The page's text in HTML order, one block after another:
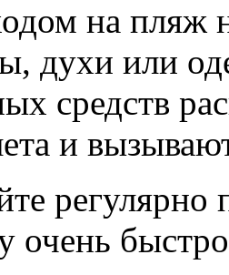
на пляж
духи или
средств
и
очень